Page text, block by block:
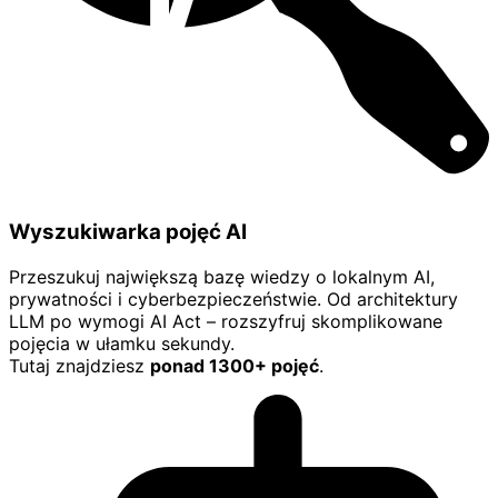
Wyszukiwarka pojęć AI
Przeszukuj największą bazę wiedzy o lokalnym AI,
prywatności i cyberbezpieczeństwie. Od architektury
LLM po wymogi AI Act – rozszyfruj skomplikowane
pojęcia w ułamku sekundy.
Tutaj znajdziesz ponad 1300+ pojęć.